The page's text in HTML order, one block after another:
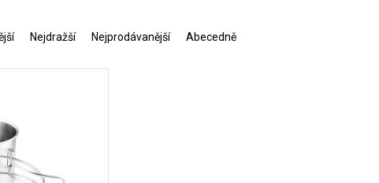
Nejdražší Nejprodávanější Abecedně